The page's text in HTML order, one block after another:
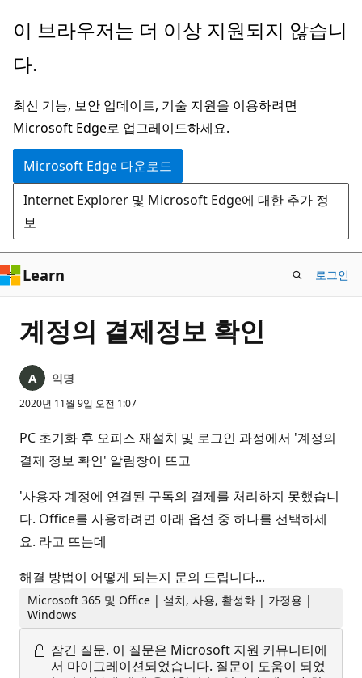
주
콘
츠
로
건
너
뛰
기
이 브라우저는 더 이상 지원되지 않습니
다.
최신 기능, 보안 업데이트, 기술 지원을 이용하려면
Microsoft Edge로 업그레이드하세요.
Microsoft Edge 다운로드
Internet Explorer 및 Microsoft Edge에 대한 추가 정
보
Learn 로그인
계정의 결제정보 확인
익명
2020년 11월 9일 오전 1:07
PC 초기화 후 오피스 재설치 및 로그인 과정에서 '계정의
결제 정보 확인' 알림창이 뜨고
'사용자 계정에 연결된 구독의 결제를 처리하지 못했습니
다. Office를 사용하려면 아래 옵션 중 하나를 선택하세
요. 라고 뜨는데
해결 방법이 어떻게 되는지 문의 드립니다...
Microsoft 365 및 Office | 설치, 사용, 활성화 | 가정용 |
Windows
잠긴 질문. 이 질문은 Microsoft 지원 커뮤니티에
서 마이그레이션되었습니다. 질문이 도움이 되었